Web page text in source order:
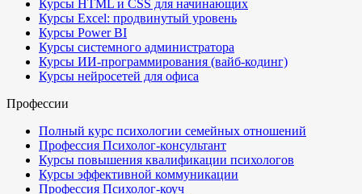
Курсы HTML и CSS для начинающих
Курсы Excel: продвинутый уровень
Курсы Power BI
Курсы системного администратора
Курсы ИИ-программирования (вайб-кодинг)
Курсы нейросетей для офиса
Профессии
Полный курс психологии семейных отношений
Профессия Психолог-консультант
Курсы повышения квалификации психологов
Курсы эффективной коммуникации
Профессия Психолог-коуч